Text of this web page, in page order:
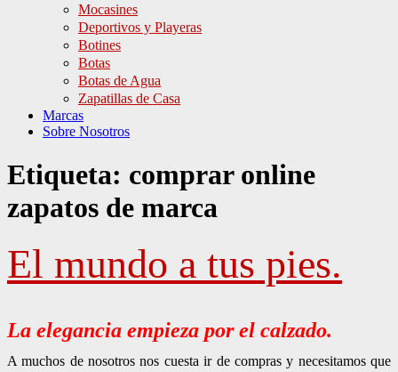
Mocasines
Deportivos y Playeras
Botines
Botas
Botas de Agua
Zapatillas de Casa
Marcas
Sobre Nosotros
Etiqueta: comprar online
zapatos de marca
El mundo a tus pies.
La elegancia empieza por el calzado.
A muchos de nosotros nos cuesta ir de compras y necesitamos que